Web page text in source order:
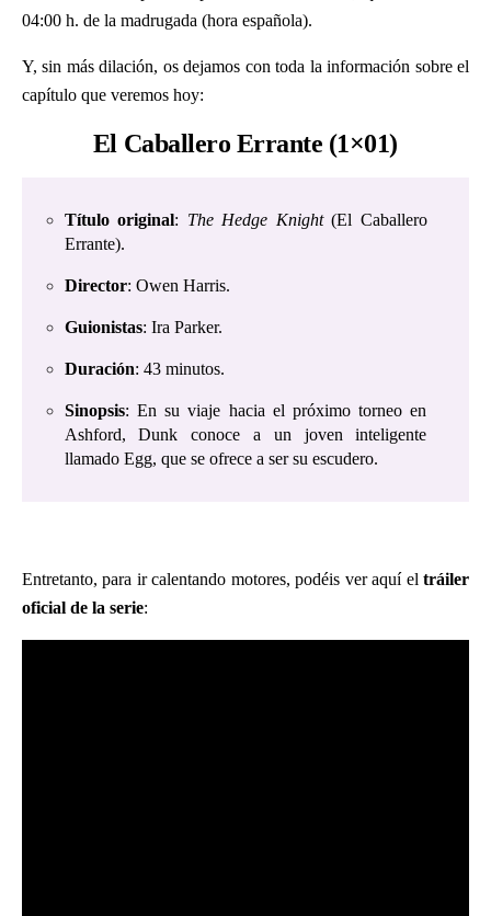
04:00 h. de la madrugada (hora española).
Y, sin más dilación, os dejamos con toda la información sobre el
capítulo que veremos hoy:
El Caballero Errante (1×01)
Título original: The Hedge Knight(El Caballero
Errante).
Director: Owen Harris.
Guionistas: Ira Parker.
Duración: 43 minutos.
Sinopsis: En su viaje hacia el próximo torneo en
Ashford, Dunk conoce a un joven inteligente
llamado Egg, que se ofrece a ser su escudero.
Entretanto, para ir calentando motores, podéis ver aquí el tráiler
oficial de la serie: